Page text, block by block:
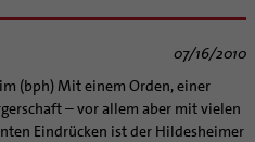
07/16/2010
(bph) Mit einem Orden, einer
– vor allem aber mit vielen
Eindrücken ist der Hildesheimer